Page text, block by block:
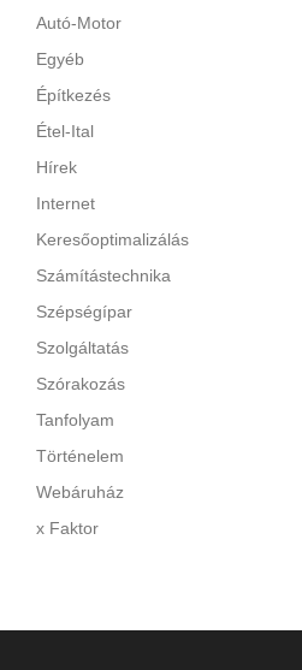
Autó-Motor
Egyéb
Építkezés
Étel-Ital
Hírek
Internet
Keresőoptimalizálás
Számítástechnika
Szépségípar
Szolgáltatás
Szórakozás
Tanfolyam
Történelem
Webáruház
x Faktor